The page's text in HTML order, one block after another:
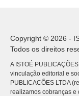
Copyright © 2026 -
Todos os direitos
A ISTOÉ
vinculação editorial e
PUBLICACÕES LTDA
realizamos cobranças e